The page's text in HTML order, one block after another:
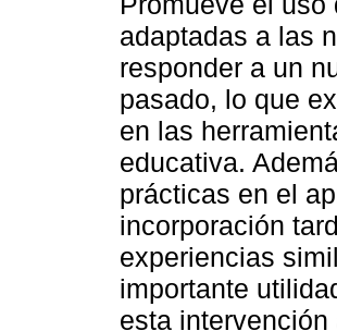
adaptadas a las
responder a un
pasado, lo que
en las
educativa.
prácticas en el
incorporación
experiencias
importante
esta